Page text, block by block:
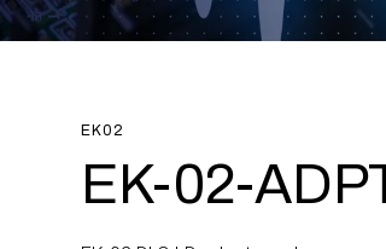
EK02
EK-02-